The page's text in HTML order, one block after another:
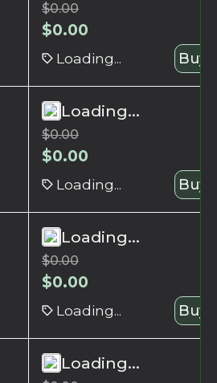
$0.00
$0.00
Loading... Buy
Loading...
$0.00
$0.00
Loading... Buy
Loading...
$0.00
$0.00
Loading... Buy
Loading...